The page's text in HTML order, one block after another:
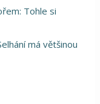
Tohle si
má většinou